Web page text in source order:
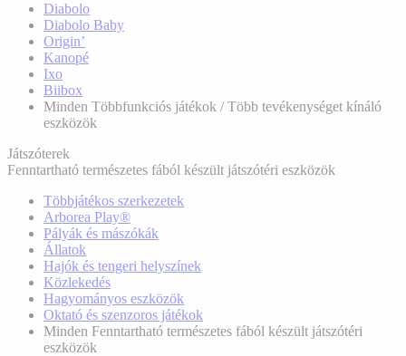
Diabolo
Diabolo Baby
Origin’
Kanopé
Ixo
Biibox
Minden Többfunkciós játékok / Több tevékenységet kínáló
eszközök
Játszóterek
Fenntartható természetes fából készült játszótéri eszközök
Többjátékos szerkezetek
Arborea Play®
Pályák és mászókák
Állatok
Hajók és tengeri helyszínek
Közlekedés
Hagyományos eszközök
Oktató és szenzoros játékok
Minden Fenntartható természetes fából készült játszótéri
eszközök